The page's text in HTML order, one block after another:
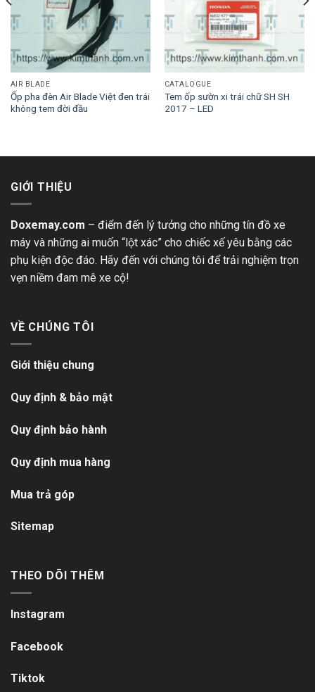
AIR BLADE
Ốp pha đèn Air Blade Việt đen trái
không tem đời đầu
CATALOGUE
Tem ốp sườn xi trái chữ SH SH
2017 – LED
GIỚI THIỆU
Doxemay.com – điểm đến lý tưởng cho những tín đồ xe
máy và những ai muốn “lột xác” cho chiếc xế yêu bằng các
phụ kiện độc đáo. Hãy đến với chúng tôi để trải nghiệm trọn
vẹn niềm đam mê xe cộ!
VỀ CHÚNG TÔI
Giới thiệu chung
Quy định & bảo mật
Quy định bảo hành
Quy định mua hàng
Mua trả góp
Sitemap
THEO DÕI THÊM
Instagram
Facebook
Tiktok